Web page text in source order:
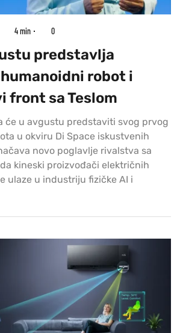
4 min 0
predstavlja
robot i
front sa Teslom
će u avgustu predstaviti svog prvog
u okviru Di Space iskustvenih
novo poglavlje rivalstva sa
kineski proizvođači električnih
ulaze u industriju fizičke AI i